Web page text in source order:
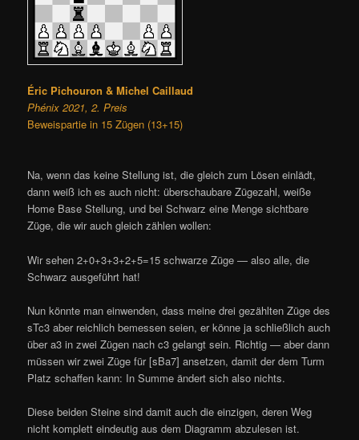
Éric Pichouron & Michel Caillaud
Phénix 2021, 2. Preis
Beweispartie in 15 Zügen (13+15)
Na, wenn das keine Stellung ist, die gleich zum Lösen einlädt,
dann weiß ich es auch nicht: überschaubare Zügezahl, weiße
Home Base Stellung, und bei Schwarz eine Menge sichtbare
Züge, die wir auch gleich zählen wollen:
Wir sehen 2+0+3+3+2+5=15 schwarze Züge — also alle, die
Schwarz ausgeführt hat!
Nun könnte man einwenden, dass meine drei gezählten Züge des
sTc3 aber reichlich bemessen seien, er könne ja schließlich auch
über a3 in zwei Zügen nach c3 gelangt sein. Richtig — aber dann
müssen wir zwei Züge für [sBa7] ansetzen, damit der dem Turm
Platz schaffen kann: In Summe ändert sich also nichts.
Diese beiden Steine sind damit auch die einzigen, deren Weg
nicht komplett eindeutig aus dem Diagramm abzulesen ist.